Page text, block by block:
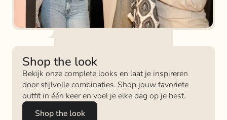
Shop the look
Bekijk onze complete looks en laat je inspireren
door stijlvolle combinaties. Shop jouw favoriete
outfit in één keer en voel je elke dag op je best.
Shop the look